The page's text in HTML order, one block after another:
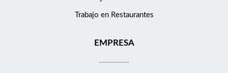
Trabajo en Restaurantes
EMPRESA